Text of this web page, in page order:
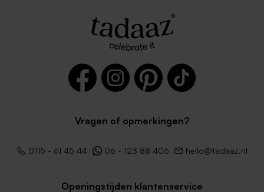
met puntklep
Vragen of opmerkingen?
0115 - 61 45 44 06 - 123 88 406 hello@tadaaz.nl
Openingstijden klantenservice